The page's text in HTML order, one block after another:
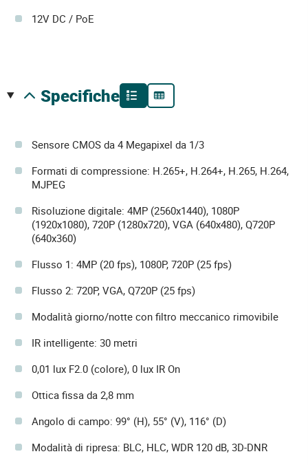
12V DC / PoE
specifiche
Sensore CMOS da 4 Megapixel da 1/3
Formati di compressione: H.265+, H.264+, H.265, H.264,
MJPEG
Risoluzione digitale: 4MP (2560x1440), 1080P
(1920x1080), 720P (1280x720), VGA (640x480), Q720P
(640x360)
Flusso 1: 4MP (20 fps), 1080P, 720P (25 fps)
Flusso 2: 720P, VGA, Q720P (25 fps)
Modalità giorno/notte con filtro meccanico rimovibile
IR intelligente: 30 metri
0,01 lux F2.0 (colore), 0 lux IR On
Ottica fissa da 2,8 mm
Angolo di campo: 99° (H), 55° (V), 116° (D)
Modalità di ripresa: BLC, HLC, WDR 120 dB, 3D-DNR